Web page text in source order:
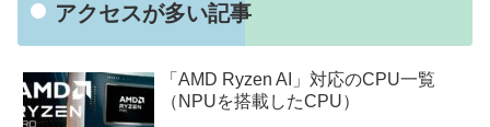
アクセスが多い記事
「AMD Ryzen AI」対応のCPU一覧
（NPUを搭載したCPU）